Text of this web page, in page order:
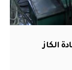
الكاز